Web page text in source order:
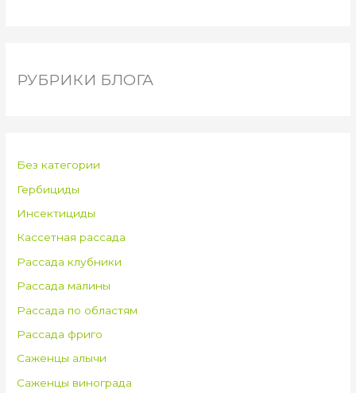
РУБРИКИ БЛОГА
Без категории
Гербициды
Инсектициды
Кассетная рассада
Рассада клубники
Рассада малины
Рассада по областям
Рассада фриго
Саженцы алычи
Саженцы винограда